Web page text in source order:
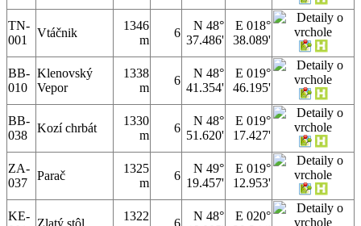
TN-
001
Vtáčnik
1346
m
6
N 48°
37.486'
E 018°
38.089'
BB-
010
Klenovský
Vepor
1338
m
6
N 48°
41.354'
E 019°
46.195'
BB-
038
Kozí chrbát
1330
m
6
N 48°
51.620'
E 019°
17.427'
ZA-
037
Parač
1325
m
6
N 49°
19.457'
E 019°
12.953'
KE-
Zlatý stôl
1322
6
N 48°
E 020°